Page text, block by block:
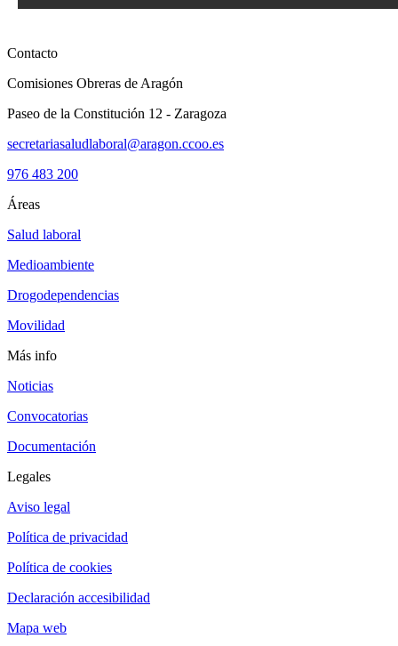
Contacto
Comisiones Obreras de Aragón
Paseo de la Constitución 12 - Zaragoza
secretariasaludlaboral@aragon.ccoo.es
976 483 200
Áreas
Salud laboral
Medioambiente
Drogodependencias
Movilidad
Más info
Noticias
Convocatorias
Documentación
Legales
Aviso legal
Política de privacidad
Política de cookies
Declaración accesibilidad
Mapa web